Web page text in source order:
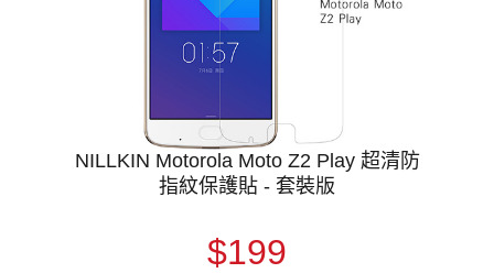
NILLKIN Motorola Moto Z2 Play 超清防
指紋保護貼 - 套裝版
$199